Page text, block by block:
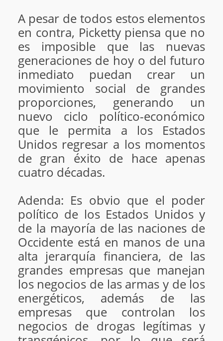
A pesar de todos estos elementos
en contra, Picketty piensa que no
es imposible que las nuevas
generaciones de hoy o del futuro
inmediato puedan crear un
movimiento social de grandes
proporciones, generando un
nuevo ciclo político-económico
que le permita a los Estados
Unidos regresar a los momentos
de gran éxito de hace apenas
cuatro décadas.
Adenda: Es obvio que el poder
político de los Estados Unidos y
de la mayoría de las naciones de
Occidente está en manos de una
alta jerarquía financiera, de las
grandes empresas que manejan
los negocios de las armas y de los
energéticos, además de las
empresas que controlan los
negocios de drogas legítimas y